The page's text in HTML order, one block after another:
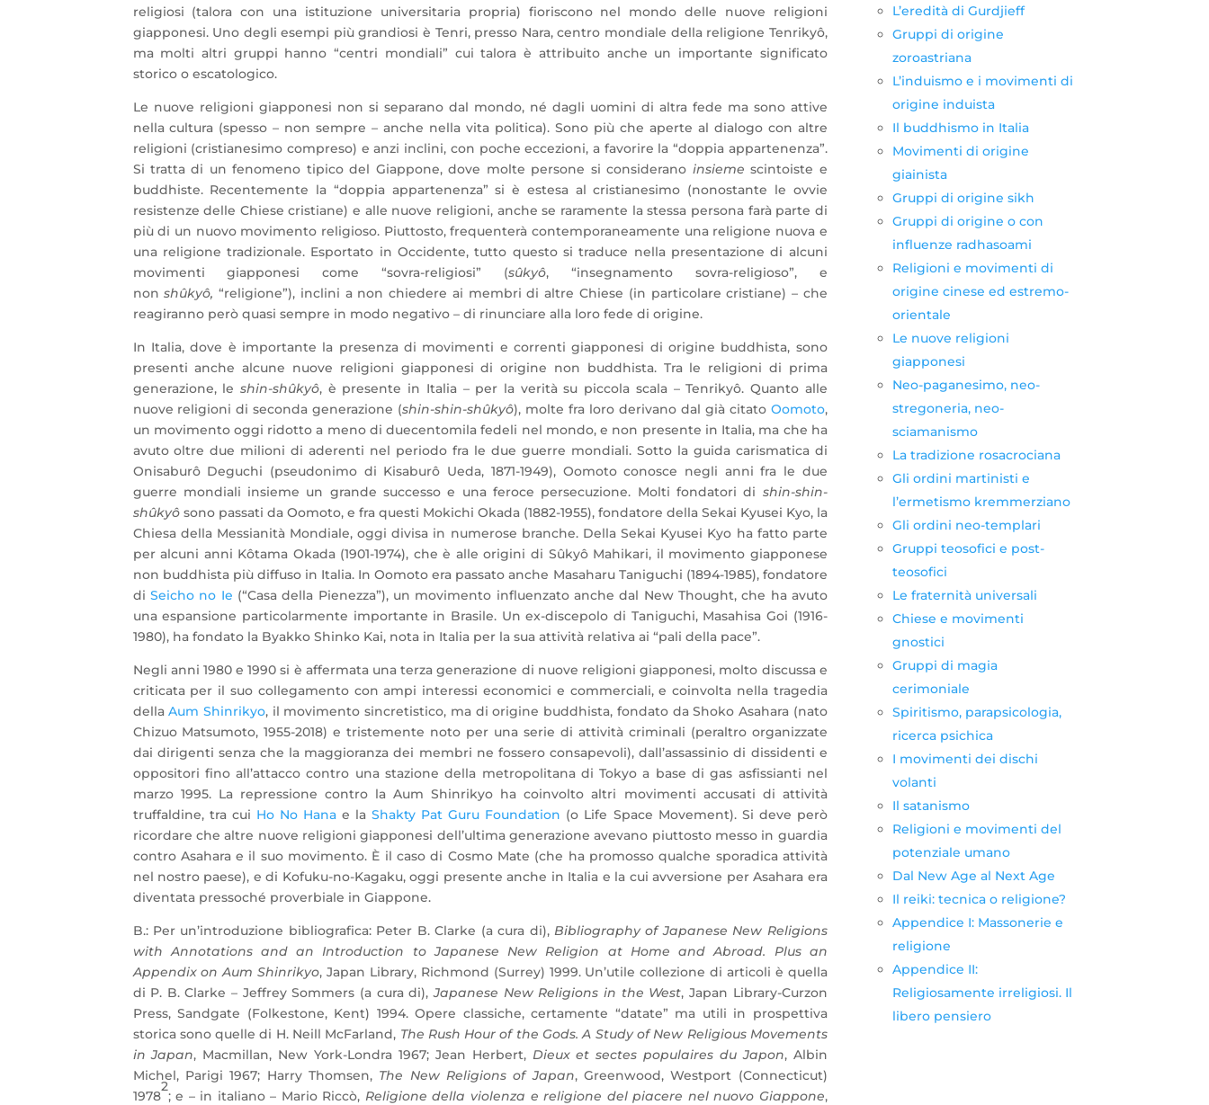
religiosi (talora con una istituzione universitaria propria) fioriscono nel mondo delle nuove religioni
giapponesi. Uno degli esempi più grandiosi è Tenri, presso Nara, centro mondiale della religione Tenrikyô,
ma molti altri gruppi hanno “centri mondiali” cui talora è attribuito anche un importante significato
storico o escatologico.
Le nuove religioni giapponesi non si separano dal mondo, né dagli uomini di altra fede ma sono attive
nella cultura (spesso – non sempre – anche nella vita politica). Sono più che aperte al dialogo con altre
religioni (cristianesimo compreso) e anzi inclini, con poche eccezioni, a favorire la “doppia appartenenza”.
Si tratta di un fenomeno tipico del Giappone, dove molte persone si considerano insieme scintoiste e
buddhiste. Recentemente la “doppia appartenenza” si è estesa al cristianesimo (nonostante le ovvie
resistenze delle Chiese cristiane) e alle nuove religioni, anche se raramente la stessa persona farà parte di
più di un nuovo movimento religioso. Piuttosto, frequenterà contemporaneamente una religione nuova e
una religione tradizionale. Esportato in Occidente, tutto questo si traduce nella presentazione di alcuni
movimenti giapponesi come “sovra-religiosi” (sûkyô, “insegnamento sovra-religioso”, e
nonshûkyô,“religione”), inclini a non chiedere ai membri di altre Chiese (in particolare cristiane) – che
reagiranno però quasi sempre in modo negativo – di rinunciare alla loro fede di origine.
In Italia, dove è importante la presenza di movimenti e correnti giapponesi di origine buddhista, sono
presenti anche alcune nuove religioni giapponesi di origine non buddhista. Tra le religioni di prima
generazione, le shin-shûkyô, è presente in Italia – per la verità su piccola scala – Tenrikyô. Quanto alle
nuove religioni di seconda generazione (shin-shin-shûkyô), molte fra loro derivano dal già citato Oomoto,
un movimento oggi ridotto a meno di duecentomila fedeli nel mondo, e non presente in Italia, ma che ha
avuto oltre due milioni di aderenti nel periodo fra le due guerre mondiali. Sotto la guida carismatica di
Onisaburô Deguchi (pseudonimo di Kisaburô Ueda, 1871-1949), Oomoto conosce negli anni fra le due
guerre mondiali insieme un grande successo e una feroce persecuzione. Molti fondatori di shin-shin-
shûkyôsono passati da Oomoto, e fra questi Mokichi Okada (1882-1955), fondatore della Sekai Kyusei Kyo, la
Chiesa della Messianità Mondiale, oggi divisa in numerose branche. Della Sekai Kyusei Kyo ha fatto parte
per alcuni anni Kôtama Okada (1901-1974), che è alle origini di Sûkyô Mahikari, il movimento giapponese
non buddhista più diffuso in Italia. In Oomoto era passato anche Masaharu Taniguchi (1894-1985), fondatore
di Seicho no Ie (“Casa della Pienezza”), un movimento influenzato anche dal New Thought, che ha avuto
una espansione particolarmente importante in Brasile. Un ex-discepolo di Taniguchi, Masahisa Goi (1916-
1980), ha fondato la Byakko Shinko Kai, nota in Italia per la sua attività relativa ai “pali della pace”.
Negli anni 1980 e 1990 si è affermata una terza generazione di nuove religioni giapponesi, molto discussa e
criticata per il suo collegamento con ampi interessi economici e commerciali, e coinvolta nella tragedia
dellaAum Shinrikyo, il movimento sincretistico, ma di origine buddhista, fondato da Shoko Asahara (nato
Chizuo Matsumoto, 1955-2018) e tristemente noto per una serie di attività criminali (peraltro organizzate
dai dirigenti senza che la maggioranza dei membri ne fossero consapevoli), dall’assassinio di dissidenti e
oppositori fino all’attacco contro una stazione della metropolitana di Tokyo a base di gas asfissianti nel
marzo 1995. La repressione contro la Aum Shinrikyo ha coinvolto altri movimenti accusati di attività
truffaldine, tra cui Ho No Hanae laShakty Pat Guru Foundation (o Life Space Movement). Si deve però
ricordare che altre nuove religioni giapponesi dell’ultima generazione avevano piuttosto messo in guardia
contro Asahara e il suo movimento. È il caso di Cosmo Mate (che ha promosso qualche sporadica attività
nel nostro paese), e di Kofuku-no-Kagaku, oggi presente anche in Italia e la cui avversione per Asahara era
diventata pressoché proverbiale in Giappone.
B.: Per un’introduzione bibliografica: Peter B. Clarke (a cura di),Bibliography of Japanese New Religions
with Annotations and an Introduction to Japanese New Religion at Home and Abroad. Plus an
Appendix on Aum Shinrikyo, Japan Library, Richmond (Surrey) 1999. Un’utile collezione di articoli è quella
di P. B. Clarke – Jeffrey Sommers (a cura di),Japanese New Religions in the West, Japan Library-Curzon
Press, Sandgate (Folkestone, Kent) 1994. Opere classiche, certamente “datate” ma utili in prospettiva
storica sono quelle di H. Neill McFarland, The Rush Hour of the Gods. A Study of New Religious Movements
in Japan, Macmillan, New York-Londra 1967; Jean Herbert, Dieux et sectes populaires du Japon, Albin
Michel, Parigi 1967; Harry Thomsen, The New Religions of Japan, Greenwood, Westport (Connecticut)
1978
2
; e – in italiano – Mario Riccò, Religione della violenza e religione del piacere nel nuovo Giappone,
L’eredità di Gurdjieff
Gruppi di origine
zoroastriana
L’induismo e i movimenti di
origine induista
Il buddhismo in Italia
Movimenti di origine
giainista
Gruppi di origine sikh
Gruppi di origine o con
influenze radhasoami
Religioni e movimenti di
origine cinese ed estremo-
orientale
Le nuove religioni
giapponesi
Neo-paganesimo, neo-
stregoneria, neo-
sciamanismo
La tradizione rosacrociana
Gli ordini martinisti e
l’ermetismo kremmerziano
Gli ordini neo-templari
Gruppi teosofici e post-
teosofici
Le fraternità universali
Chiese e movimenti
gnostici
Gruppi di magia
cerimoniale
Spiritismo, parapsicologia,
ricerca psichica
I movimenti dei dischi
volanti
Il satanismo
Religioni e movimenti del
potenziale umano
Dal New Age al Next Age
Il reiki: tecnica o religione?
Appendice I: Massonerie e
religione
Appendice II:
Religiosamente irreligiosi. Il
libero pensiero